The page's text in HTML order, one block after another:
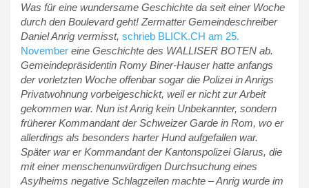
Was für eine wundersame Geschichte da seit einer Woche
durch den Boulevard geht! Zermatter Gemeindeschreiber
Daniel Anrig vermisst, schrieb BLICK.CH am 25.
November eine Geschichte des WALLISER BOTEN ab.
Gemeindepräsidentin Romy Biner-Hauser hatte anfangs
der vorletzten Woche offenbar sogar die Polizei in Anrigs
Privatwohnung vorbeigeschickt, weil er nicht zur Arbeit
gekommen war. Nun ist Anrig kein Unbekannter, sondern
früherer Kommandant der Schweizer Garde in Rom, wo er
allerdings als besonders harter Hund aufgefallen war.
Später war er Kommandant der Kantonspolizei Glarus, die
mit einer menschenunwürdigen Durchsuchung eines
Asylheims negative Schlagzeilen machte – Anrig wurde im